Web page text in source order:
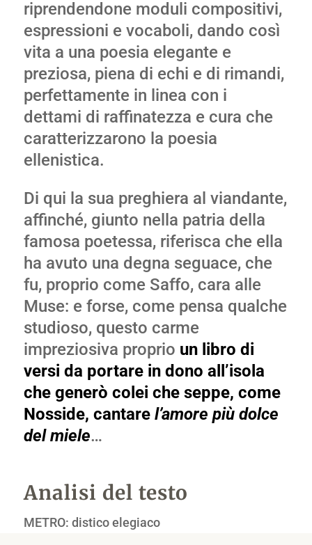
riprendendone moduli compositivi,
espressioni e vocaboli, dando così
vita a una poesia elegante e
preziosa, piena di echi e di rimandi,
perfettamente in linea con i
dettami di raffinatezza e cura che
caratterizzarono la poesia
ellenistica.
Di qui la sua preghiera al viandante,
affinché, giunto nella patria della
famosa poetessa, riferisca che ella
ha avuto una degna seguace, che
fu, proprio come Saffo, cara alle
Muse: e forse, come pensa qualche
studioso, questo carme
impreziosiva proprio un libro di
versi da portare in dono all’isola
che generò colei che seppe, come
Nosside, cantare l’amore più dolce
del miele…
Analisi del testo
METRO: distico elegiaco